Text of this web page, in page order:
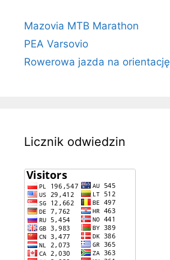
Mazovia MTB Marathon
PEA Varsovio
Rowerowa jazda na orientację
Licznik odwiedzin